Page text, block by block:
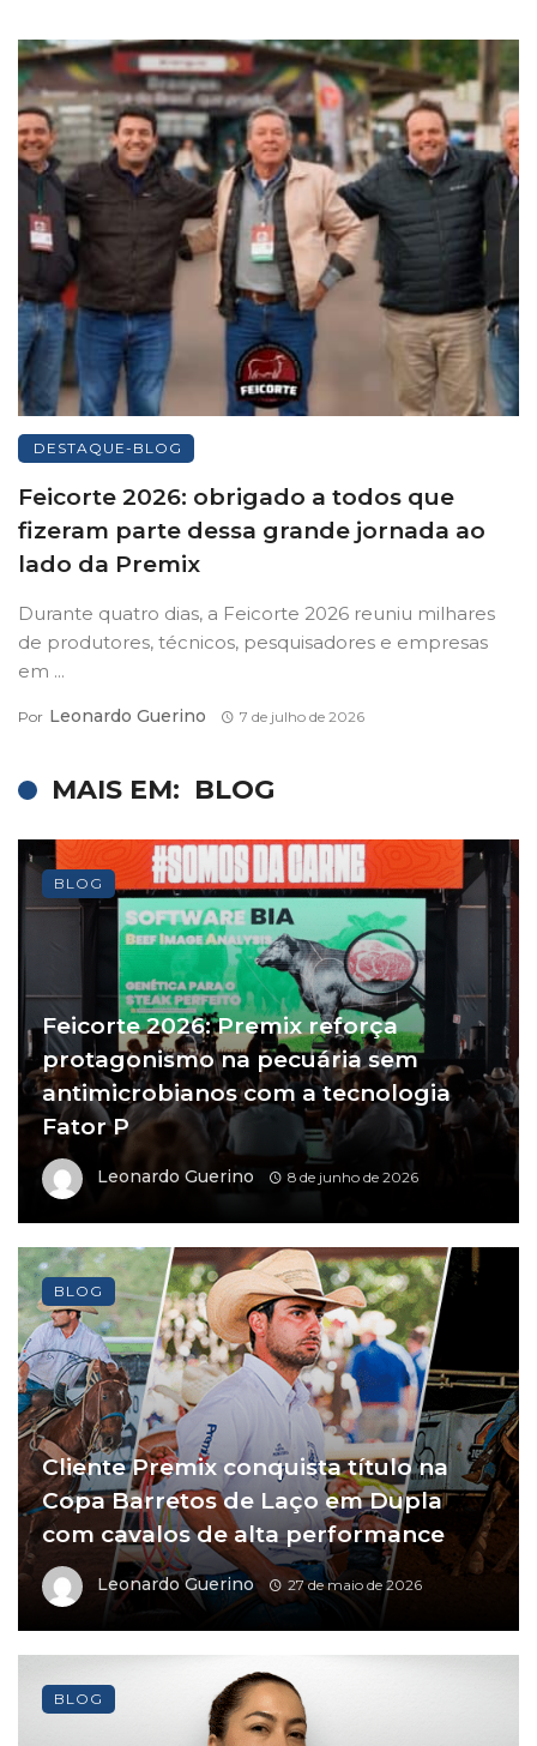
DESTAQUE-BLOG
Feicorte 2026: obrigado a todos que
fizeram parte dessa grande jornada ao
lado da Premix
Durante quatro dias, a Feicorte 2026 reuniu milhares
de produtores, técnicos, pesquisadores e empresas
em ...
Por Leonardo Guerino 7 de julho de 2026
MAIS EM: BLOG
Feicorte 2026: Premix reforça
protagonismo na pecuária sem
antimicrobianos com a tecnologia
Fator P
Leonardo Guerino 8 de junho de 2026
BLOG
Cliente Premix conquista título na
Copa Barretos de Laço em Dupla
com cavalos de alta performance
Leonardo Guerino 27 de maio de 2026
BLOG
BLOG